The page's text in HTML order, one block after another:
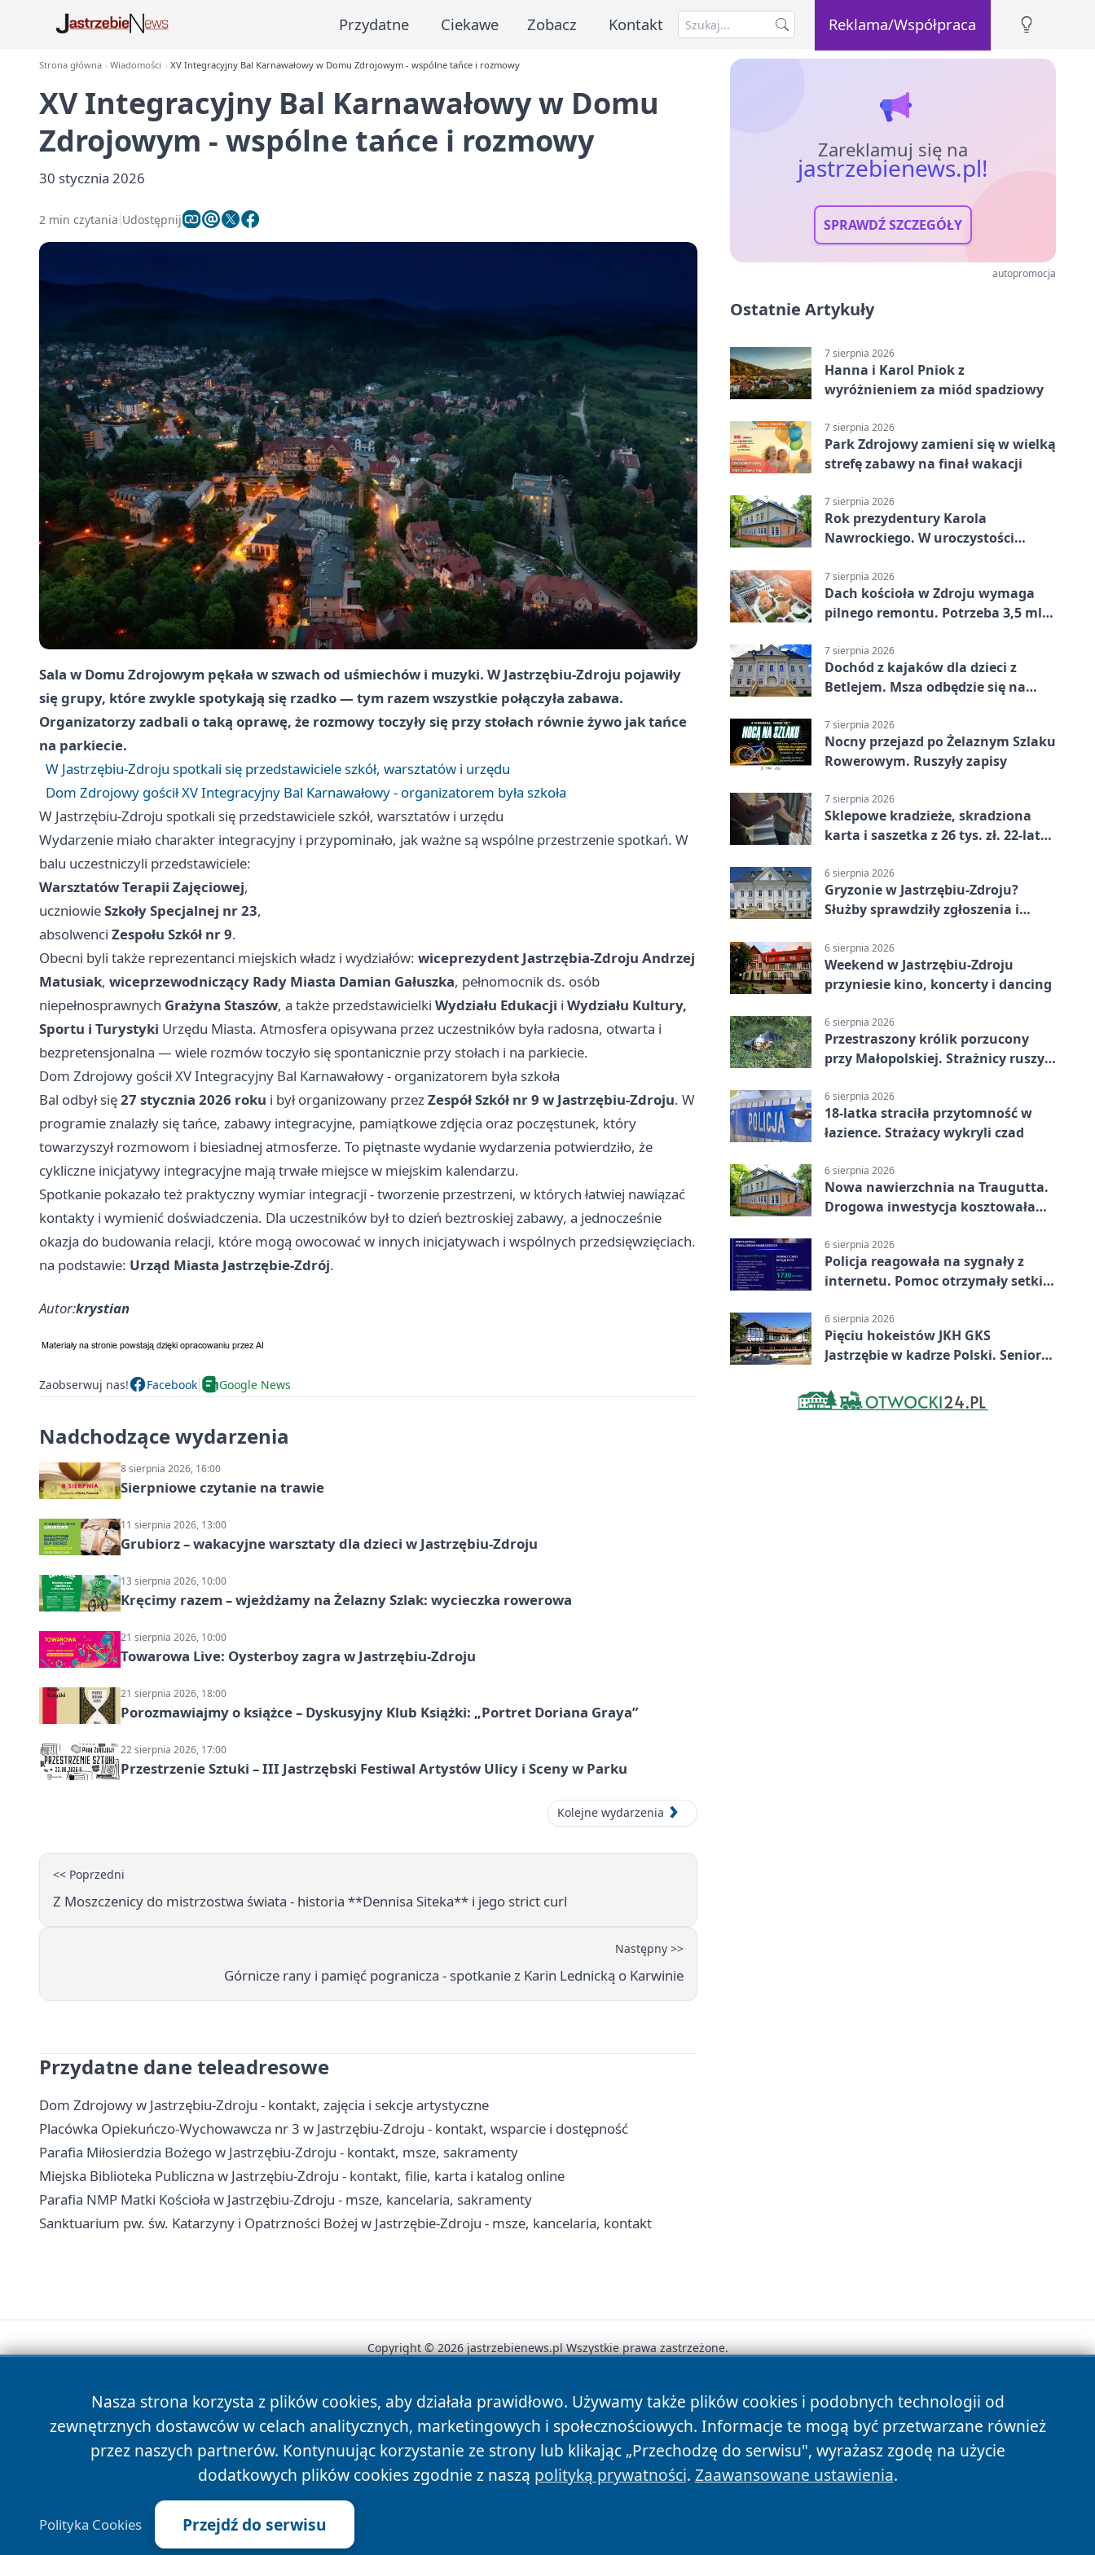
Przydatne Ciekawe Zobacz Kontakt Reklama/Współpraca
Strona główna Wiadomości XV Integracyjny Bal Karnawałowy w Domu Zdrojowym - wspólne tańce i rozmowy
XV Integracyjny Bal Karnawałowy w Domu
Zdrojowym - wspólne tańce i rozmowy
30 stycznia 2026
2 min czytania Udostępnij
Sala w Domu Zdrojowym pękała w szwach od uśmiechów i muzyki. W Jastrzębiu-Zdroju pojawiły
się grupy, które zwykle spotykają się rzadko — tym razem wszystkie połączyła zabawa.
Organizatorzy zadbali o taką oprawę, że rozmowy toczyły się przy stołach równie żywo jak tańce
na parkiecie.
W Jastrzębiu-Zdroju spotkali się przedstawiciele szkół, warsztatów i urzędu
Dom Zdrojowy gościł XV Integracyjny Bal Karnawałowy - organizatorem była szkoła
W Jastrzębiu-Zdroju spotkali się przedstawiciele szkół, warsztatów i urzędu
Wydarzenie miało charakter integracyjny i przypominało, jak ważne są wspólne przestrzenie spotkań. W
balu uczestniczyli przedstawiciele:
Warsztatów Terapii Zajęciowej,
uczniowieSzkoły Specjalnej nr 23,
absolwenci Zespołu Szkół nr 9.
Obecni byli także reprezentanci miejskich władz i wydziałów: wiceprezydent Jastrzębia-Zdroju Andrzej
Matusiak, wiceprzewodniczący Rady Miasta Damian Gałuszka, pełnomocnik ds. osób
niepełnosprawnych Grażyna Staszów, a także przedstawicielki Wydziału Edukacji i Wydziału Kultury,
Sportu i Turystyki Urzędu Miasta. Atmosfera opisywana przez uczestników była radosna, otwarta i
bezpretensjonalna — wiele rozmów toczyło się spontanicznie przy stołach i na parkiecie.
Dom Zdrojowy gościł XV Integracyjny Bal Karnawałowy - organizatorem była szkoła
Bal odbył się27 stycznia 2026 roku i był organizowany przezZespół Szkół nr 9 w Jastrzębiu-Zdroju. W
programie znalazły się tańce, zabawy integracyjne, pamiątkowe zdjęcia oraz poczęstunek, który
towarzyszył rozmowom i biesiadnej atmosferze. To piętnaste wydanie wydarzenia potwierdziło, że
cykliczne inicjatywy integracyjne mają trwałe miejsce w miejskim kalendarzu.
Spotkanie pokazało też praktyczny wymiar integracji - tworzenie przestrzeni, w których łatwiej nawiązać
kontakty i wymienić doświadczenia. Dla uczestników był to dzień beztroskiej zabawy, a jednocześnie
okazja do budowania relacji, które mogą owocować w innych inicjatywach i wspólnych przedsięwzięciach.
na podstawie: Urząd Miasta Jastrzębie-Zdrój.
Autor:krystian
Zaobserwuj nas! Facebook Google News
Nadchodzące wydarzenia
8 sierpnia 2026, 16:00
Sierpniowe czytanie na trawie
11 sierpnia 2026, 13:00
Grubiorz – wakacyjne warsztaty dla dzieci w Jastrzębiu-Zdroju
13 sierpnia 2026, 10:00
Kręcimy razem – wjeżdżamy na Żelazny Szlak: wycieczka rowerowa
21 sierpnia 2026, 10:00
Towarowa Live: Oysterboy zagra w Jastrzębiu-Zdroju
21 sierpnia 2026, 18:00
Porozmawiajmy o książce – Dyskusyjny Klub Książki: „Portret Doriana Graya”
22 sierpnia 2026, 17:00
Przestrzenie Sztuki – III Jastrzębski Festiwal Artystów Ulicy i Sceny w Parku
Kolejne wydarzenia
<< Poprzedni
Z Moszczenicy do mistrzostwa świata - historia **Dennisa Siteka** i jego strict curl
Następny >>
Górnicze rany i pamięć pogranicza - spotkanie z Karin Lednicką o Karwinie
Przydatne dane teleadresowe
Dom Zdrojowy w Jastrzębiu-Zdroju - kontakt, zajęcia i sekcje artystyczne
Placówka Opiekuńczo-Wychowawcza nr 3 w Jastrzębiu-Zdroju - kontakt, wsparcie i dostępność
Parafia Miłosierdzia Bożego w Jastrzębiu-Zdroju - kontakt, msze, sakramenty
Miejska Biblioteka Publiczna w Jastrzębiu-Zdroju - kontakt, filie, karta i katalog online
Parafia NMP Matki Kościoła w Jastrzębiu-Zdroju - msze, kancelaria, sakramenty
Sanktuarium pw. św. Katarzyny i Opatrzności Bożej w Jastrzębie-Zdroju - msze, kancelaria, kontakt
Zareklamuj się na
jastrzebienews.pl!
SPRAWDŹ SZCZEGÓŁY
autopromocja
Ostatnie Artykuły
7 sierpnia 2026
Hanna i Karol Pniok z
wyróżnieniem za miód spadziowy
7 sierpnia 2026
Park Zdrojowy zamieni się w wielką
strefę zabawy na finał wakacji
7 sierpnia 2026
Rok prezydentury Karola
Nawrockiego. W uroczystości
7 sierpnia 2026
Dach kościoła w Zdroju wymaga
pilnego remontu. Potrzeba 3,5 mln
7 sierpnia 2026
Dochód z kajaków dla dzieci z
Betlejem. Msza odbędzie się na
7 sierpnia 2026
Nocny przejazd po Żelaznym Szlaku
Rowerowym. Ruszyły zapisy
7 sierpnia 2026
Sklepowe kradzieże, skradziona
karta i saszetka z 26 tys. zł. 22-latek
6 sierpnia 2026
Gryzonie w Jastrzębiu-Zdroju?
Służby sprawdziły zgłoszenia i
6 sierpnia 2026
Weekend w Jastrzębiu-Zdroju
przyniesie kino, koncerty i dancing
6 sierpnia 2026
Przestraszony królik porzucony
przy Małopolskiej. Strażnicy ruszyli
6 sierpnia 2026
18-latka straciła przytomność w
łazience. Strażacy wykryli czad
6 sierpnia 2026
Nowa nawierzchnia na Traugutta.
Drogowa inwestycja kosztowała
6 sierpnia 2026
Policja reagowała na sygnały z
internetu. Pomoc otrzymały setki
6 sierpnia 2026
Pięciu hokeistów JKH GKS
Jastrzębie w kadrze Polski. Seniorzy
Nasza strona korzysta z plików cookies, aby działała prawidłowo. Używamy także plików cookies i podobnych technologii od
zewnętrznych dostawców w celach analitycznych, marketingowych i społecznościowych. Informacje te mogą być przetwarzane również
przez naszych partnerów. Kontynuując korzystanie ze strony lub klikając „Przechodzę do serwisu", wyrażasz zgodę na użycie
dodatkowych plików cookies zgodnie z naszą polityką prywatności. Zaawansowane ustawienia.
Polityka Cookies Przejdź do serwisu
Copyright © 2026 jastrzebienews.pl Wszystkie prawa zastrzeżone.
News Autorzy Polityka Prywatności Polityka Cookies